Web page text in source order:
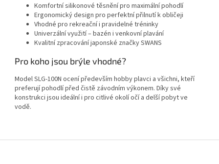
Komfortní silikonové těsnění pro maximální pohodlí
Ergonomický design pro perfektní přilnutí k obličeji
Vhodné pro rekreační i pravidelné tréninky
Univerzální využití – bazén i venkovní plavání
Kvalitní zpracování japonské značky SWANS
Pro koho jsou brýle vhodné?
Model SLG-100N ocení především hobby plavci a všichni, kteří
preferují pohodlí před čistě závodním výkonem. Díky své
konstrukci jsou ideální i pro citlivé okolí očí a delší pobyt ve
vodě.
Send
Powered by chaterimo